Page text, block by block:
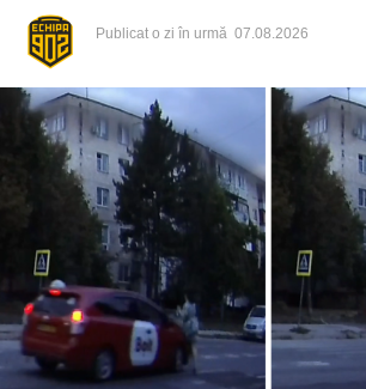
Publicat o zi în urmă 07.08.2026